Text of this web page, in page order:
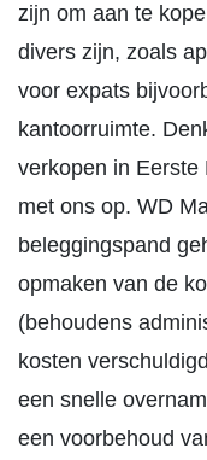
zijn om aan te
divers zijn, zoals
voor expats
kantoorruimte.
verkopen in Eerste
met ons op. WD
beleggingspand
opmaken van de
(behoudens
kosten
een snelle
een voorbehoud